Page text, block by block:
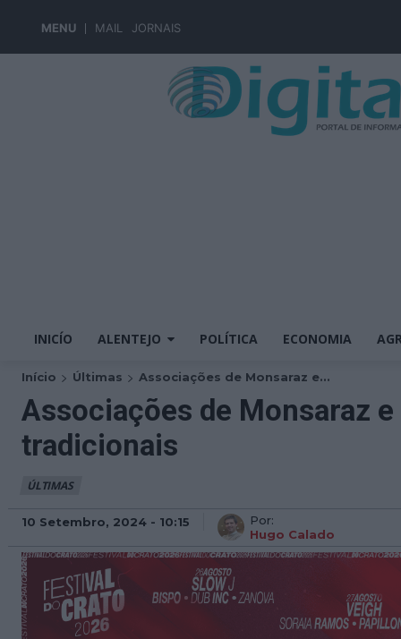
MENU MAIL JORNAIS
INICÍO ALENTEJO POLÍTICA ECONOMIA
Início Últimas Associações de Monsaraz e...
Associações de Monsaraz
tradicionais
ÚLTIMAS
10 Setembro, 2024 - 10:15
Por:
Hugo Calado